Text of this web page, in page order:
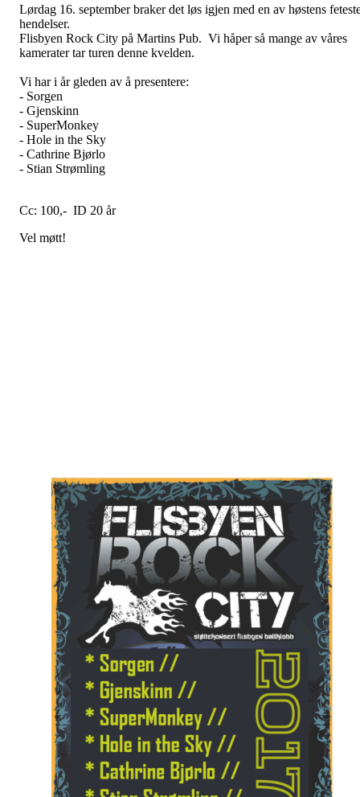
Lørdag 16. september braker det løs igjen med en av høstens
hendelser.
Flisbyen Rock City på Martins Pub. Vi håper så mange av våres
kamerater tar turen denne kvelden.
Vi har i år gleden av å presentere:
- Sorgen
- Gjenskinn
- SuperMonkey
- Hole in the Sky
- Cathrine Bjørlo
- Stian Strømling
Cc: 100,- ID 20 år
Vel møtt!